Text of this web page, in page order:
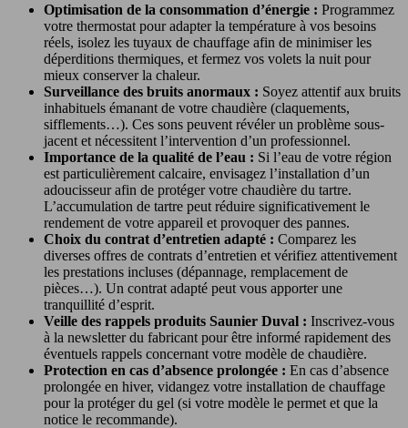
Optimisation de la consommation d’énergie : Programmez
votre thermostat pour adapter la température à vos besoins
réels, isolez les tuyaux de chauffage afin de minimiser les
déperditions thermiques, et fermez vos volets la nuit pour
mieux conserver la chaleur.
Surveillance des bruits anormaux : Soyez attentif aux bruits
inhabituels émanant de votre chaudière (claquements,
sifflements…). Ces sons peuvent révéler un problème sous-
jacent et nécessitent l’intervention d’un professionnel.
Importance de la qualité de l’eau : Si l’eau de votre région
est particulièrement calcaire, envisagez l’installation d’un
adoucisseur afin de protéger votre chaudière du tartre.
L’accumulation de tartre peut réduire significativement le
rendement de votre appareil et provoquer des pannes.
Choix du contrat d’entretien adapté : Comparez les
diverses offres de contrats d’entretien et vérifiez attentivement
les prestations incluses (dépannage, remplacement de
pièces…). Un contrat adapté peut vous apporter une
tranquillité d’esprit.
Veille des rappels produits Saunier Duval : Inscrivez-vous
à la newsletter du fabricant pour être informé rapidement des
éventuels rappels concernant votre modèle de chaudière.
Protection en cas d’absence prolongée : En cas d’absence
prolongée en hiver, vidangez votre installation de chauffage
pour la protéger du gel (si votre modèle le permet et que la
notice le recommande).